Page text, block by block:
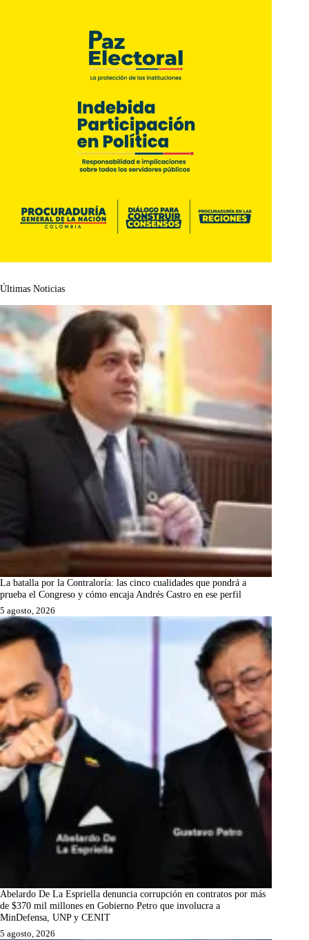
Últimas Noticias
La batalla por la Contraloría: las cinco cualidades que pondrá a
prueba el Congreso y cómo encaja Andrés Castro en ese perfil
5 agosto, 2026
Abelardo De La Espriella denuncia corrupción en contratos por más
de $370 mil millones en Gobierno Petro que involucra a
MinDefensa, UNP y CENIT
5 agosto, 2026